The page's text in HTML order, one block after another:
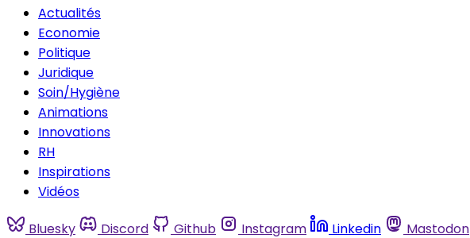
Actualités
Economie
Politique
Juridique
Soin/Hygiène
Animations
Innovations
RH
Inspirations
Vidéos
Bluesky Discord Github Instagram Linkedin Mastodon